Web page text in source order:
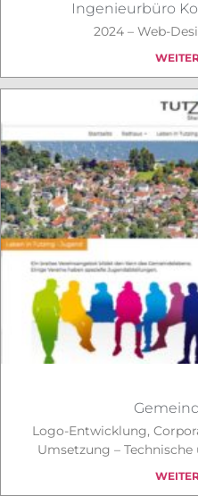
Ingenieurbüro
2024 – Web-
Logo-Entwicklung,
Umsetzung –